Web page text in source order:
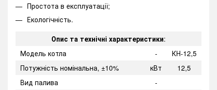
Простота в експлуатації;
Екологічність.
Опис та технічні характеристики:
Модель котла
-
КН-12,5
Потужність номінальна, ±10%
кВт
12,5
Вид палива
-